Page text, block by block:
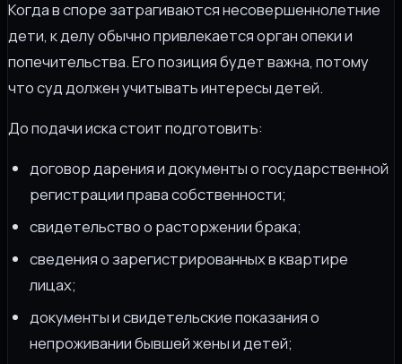
Когда в споре затрагиваются несовершеннолетние
дети, к делу обычно привлекается орган опеки и
попечительства. Его позиция будет важна, потому
что суд должен учитывать интересы детей.
До подачи иска стоит подготовить:
договор дарения и документы о государственной
регистрации права собственности;
свидетельство о расторжении брака;
сведения о зарегистрированных в квартире
лицах;
документы и свидетельские показания о
непроживании бывшей жены и детей;